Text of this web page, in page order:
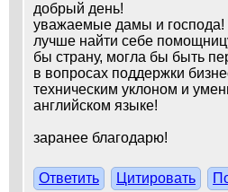
добрый день!
уважаемые дамы и господа!
лучше найти себе
бы страну, могла бы быть
в вопросах поддержки
техническим уклоном и
английском языке!
заранее благодарю!
Ответить Цитировать